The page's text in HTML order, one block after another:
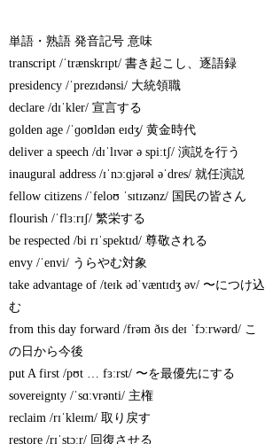
単語・熟語 発音記号 意味
transcript /ˈtrænskrɪpt/ 書き起こし、逐語録
presidency /ˈprezɪdənsi/ 大統領職
declare /dɪˈkler/ 宣言する
golden age /ˈɡoʊldən eɪdʒ/ 黄金時代
deliver a speech /dɪˈlɪvər ə spiːtʃ/ 演説を行う
inaugural address /ɪˈnɔːɡjərəl əˈdres/ 就任演説
fellow citizens /ˈfeloʊ ˈsɪtɪzənz/ 国民の皆さん
flourish /ˈflɜːrɪʃ/ 繁栄する
be respected /bi rɪˈspektɪd/ 尊敬される
envy /ˈenvi/ うらやむ対象
take advantage of /teɪk ədˈvæntɪdʒ əv/ 〜につけ込
む
from this day forward /frəm ðɪs deɪ ˈfɔːrwərd/ こ
の日から今後
put A first /pʊt … fɜːrst/ 〜を最優先にする
sovereignty /ˈsɑːvrənti/ 主権
reclaim /rɪˈkleɪm/ 取り戻す
restore /rɪˈstɔːr/ 回復させる